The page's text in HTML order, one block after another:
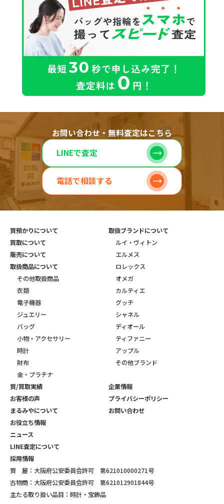
お問い合わせ・無料査定はこちら
LINEで査定
電話で相談する
質預かりについて
買取について
販売について
取扱商品について
その他取扱商品
衣類
電子機器
ジュエリー
バッグ
小物・アクセサリー
時計
財布
金・プラチナ
取扱ブランドについて
ルイ・ヴィトン
エルメス
ロレックス
オメガ
カルティエ
グッチ
シャネル
ディオール
ティファニー
アップル
その他ブランド
質/買取実績
お客様の声
まるみやについて
お役立ち情報
ニュース
LINE査定について
採用情報
企業情報
プライバシーポリシー
お問い合わせ
質 屋：大阪府公安委員会許可 第621010000271号
古物商：大阪府公安委員会許可 第621012901844号
主たる取り扱い品目：時計・宝飾品